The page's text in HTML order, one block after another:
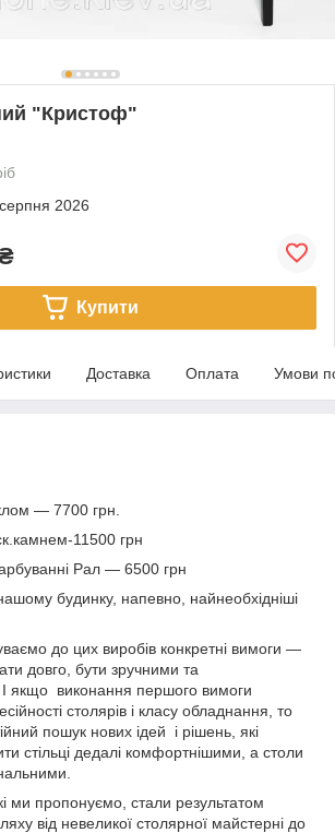
"Кристоф"
2026
Купити
Доставка Оплата Умови
— 7700 грн.
11500 грн
Рал — 6500 грн
будинку, напевно, найнеобхідніші
до цих виробів конкретні вимоги —
довго, бути зручними та
якщо виконання першого вимоги
столярів і класу обладнання, то
пошук нових ідей і рішень, які
стільці дедалі комфортнішими, а столи
ми пропонуємо, стали результатом
від невеликої столярної майстерні до